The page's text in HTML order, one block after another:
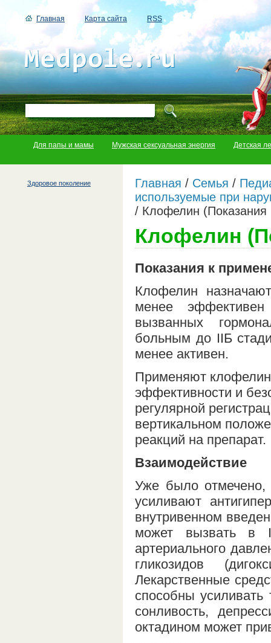
Главная Карта сайта RSS
Для папы и мамы Мужская сексуальная энергия Детская
Здоровое поколение Главная / Семья /
используемые при
/ Клофелин
Клофелин
Показания к
Клофелин
менее
вызванных
больным до IIБ
менее активен.
Применяют клофелин
эффективности и
регулярной
вертикальном
реакций на препарат.
Взаимодействие
Уже было отмечено,
усиливают
внутривенном
может вызвать в
артериального
гликозидов
Лекарственные
способны
сонливость,
октадином может